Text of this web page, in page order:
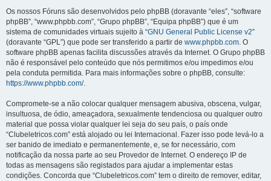
Os nossos Fóruns são desenvolvidos pelo phpBB (doravante “eles”, “software
phpBB”, “www.phpbb.com”, “Grupo phpBB”, “Equipa phpBB”) que é um
sistema de comunidades virtuais sujeito à “GNU General Public License v2”
(doravante “GPL”) que pode ser transferido a partir de www.phpbb.com. O
software phpBB apenas facilita discussões através da Internet. O Grupo phpBB
não é responsável pelo conteúdo que nós permitimos e/ou impedimos e/ou
pela conduta permitida. Para mais informações sobre o phpBB, consulte:
https://www.phpbb.com/.
Compromete-se a não colocar qualquer mensagem abusiva, obscena, vulgar,
insultuosa, de ódio, ameaçadora, sexualmente tendenciosa ou qualquer outro
material que possa violar qualquer lei seja do seu país, o país onde
“Clubeletricos.com” está alojado ou lei Internacional. Fazer isso pode levá-lo a
ser banido de imediato e permanentemente, e, se for necessário, com
notificação da nossa parte ao seu Provedor de Internet. O endereço IP de
todas as mensagens são registados para ajudar a implementar estas
condições. Concorda que “Clubeletricos.com” tem o direito de remover, editar,